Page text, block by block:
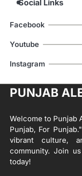
ਦਾ
2
Social Links
Facebook
Youtube
Instagram
PUNJAB
Welcome to
Punjab, For
vibrant culture,
community. Join
today!